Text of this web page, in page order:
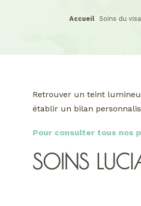
Accueil Soins du
Retrouver un teint
établir un bilan
Pour consulter tous nos
SOINS